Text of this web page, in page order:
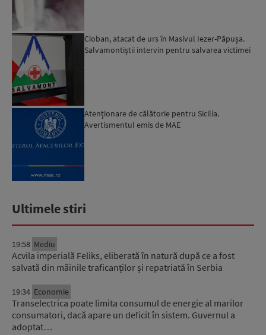
Cioban, atacat de urs în Masivul Iezer-Păpușa.
Salvamontiștii intervin pentru salvarea victimei
Atenţionare de călătorie pentru Sicilia.
Avertismentul emis de MAE
Ultimele stiri
19:58 Mediu
Acvila imperială Feliks, eliberată în natură după ce a fost
salvată din mâinile traficanților și repatriată în Serbia
19:34 Economie
Transelectrica poate limita consumul de energie al marilor
consumatori, dacă apare un deficit în sistem. Guvernul a
adoptat…